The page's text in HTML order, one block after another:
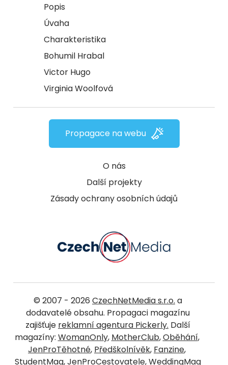
Popis
Úvaha
Charakteristika
Bohumil Hrabal
Victor Hugo
Virginia Woolfová
O nás
Další projekty
Zásady ochrany osobních údajů
Propagace na webu
© 2007 - 2026 CzechNetMedia s.r.o. a
dodavatelé obsahu. Propagaci magazínu
zajišťuje reklamní agentura Pickerly. Další
magazíny: WomanOnly, MotherClub,Oběhání,
JenProTěhotné, Předškolnívěk, Fanzine,
StudentMag,JenProCestovatele,WeddingMag